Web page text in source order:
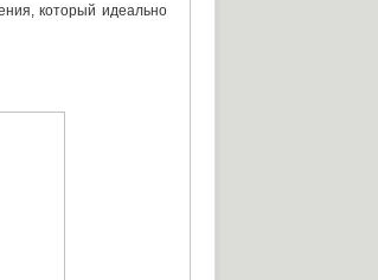
который идеально